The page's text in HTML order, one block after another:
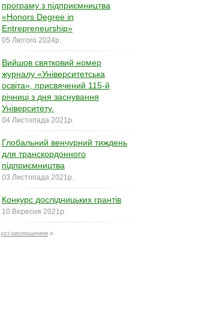
програму з підприємництва
«Honors Degree in
Entrepreneurship»
05 Лютого 2024р.
Вийшов святковий номер
журналу «Університетська
освіта», присвячений 115-й
річниці з дня заснування
Університету.
04 Листопада 2021р.
Глобальний венчурний тиждень
для транскордонного
підприємництва
03 Листопада 2021р.
Конкурс дослідницьких грантів
10 Вересня 2021р.
усі оголошення »